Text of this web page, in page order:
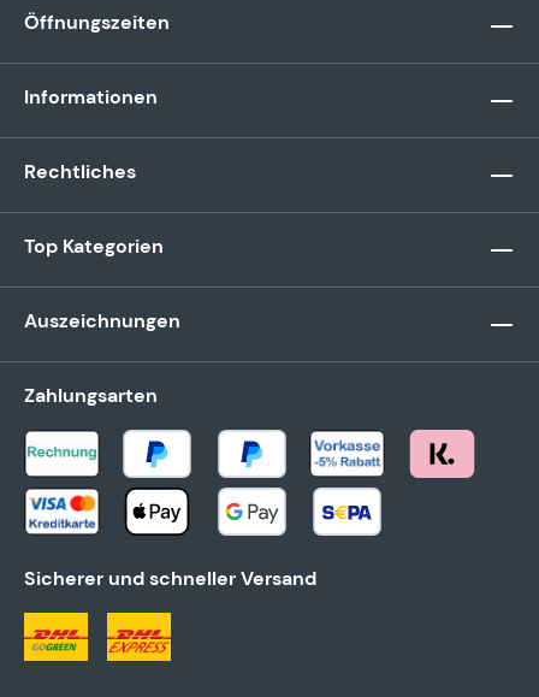
Öffnungszeiten
Informationen
Rechtliches
Top Kategorien
Auszeichnungen
Zahlungsarten
Sicherer und schneller Versand